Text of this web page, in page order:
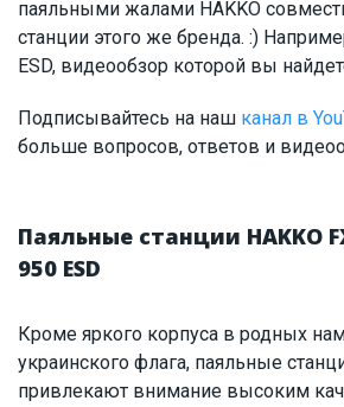
паяльными жалами HAKKO
станции этого же бренда. :)
ESD, видеообзор которой вы
Подписывайтесь на наш канал в
больше вопросов, ответов и
Паяльные станции HAKKO
950 ESD
Кроме яркого корпуса в родных
украинского флага, паяльные
привлекают внимание высоким